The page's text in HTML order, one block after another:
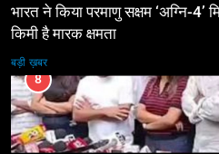
भारत ने किया परमाणु सक्षम ‘अग्नि-
किमी है मारक क्षमता
बड़ी ख़बर
8